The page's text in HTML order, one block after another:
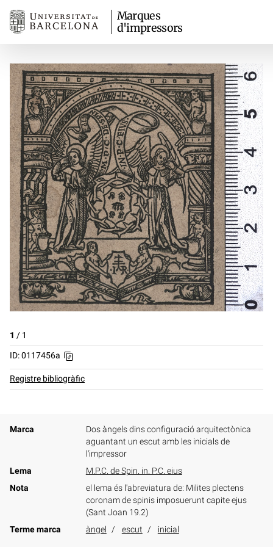
Marques
d'impressors
1 / 1
ID: 0117456a
Registre bibliogràfic
Marca
Dos àngels dins configuració arquitectònica
aguantant un escut amb les inicials de
l'impressor
Lema
M.P.C. de Spin. in. P.C. eius
Nota
el lema és l'abreviatura de: Milites plectens
coronam de spinis imposuerunt capite ejus
(Sant Joan 19.2)
Terme marca
àngel escut inicial